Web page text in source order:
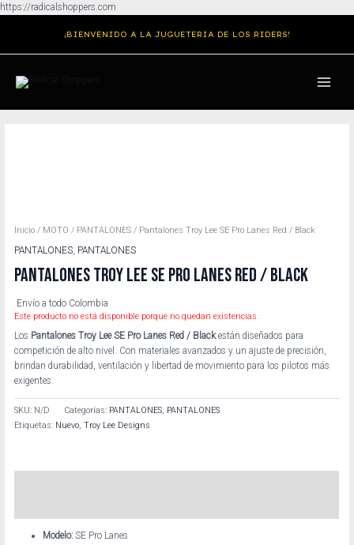
https://radicalshoppers.com
contenido
¡BIENVENIDO A LA JUGUETERIA DE LOS RIDERS!
MENU
Inicio / MOTO / PANTALONES / Pantalones Troy Lee SE Pro Lanes Red / Black
PANTALONES PANTALONES
PANTALONES TROY LEE SE PRO LANES RED / BLACK
Envío a todo Colombia
Este producto no está disponible porque no quedan existencias.
Los Pantalones Troy Lee SE Pro Lanes Red / Blackestán diseñados para
competición de alto nivel. Con materiales avanzados y un ajuste de precisión,
brindan durabilidad, ventilación y libertad de movimiento para los pilotos más
exigentes.
SKU: N/D Categorías: PANTALONES, PANTALONES
Etiquetas: Nuevo,Troy Lee Designs
Modelo:SE Pro Lanes